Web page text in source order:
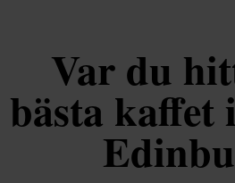
Var du
bästa kaffet